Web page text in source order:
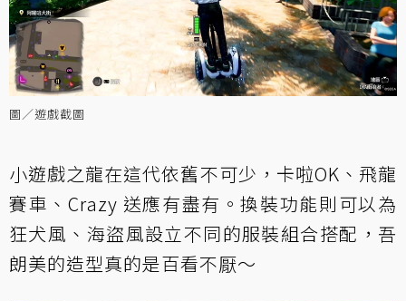
圖／遊戲截圖
小遊戲之龍在這代依舊不可少，卡啦OK、飛龍
賽車、Crazy 送應有盡有。換裝功能則可以為
狂犬風、海盜風設立不同的服裝組合搭配，吾
朗美的造型真的是百看不厭～